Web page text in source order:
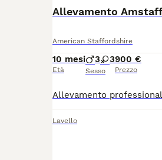
Allevamento
American Staffordshire
10 mesi
Età
3 3
Sesso
900 €
Prezzo
Lavello